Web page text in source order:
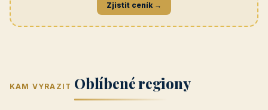
Zjistit ceník →
KAM VYRAZIT Oblíbené regiony
(Jihomoravský
kraj)
kraj)
Zlínský kraj Žilinský
Karlovarský
Střední Čechy
(Středočeský